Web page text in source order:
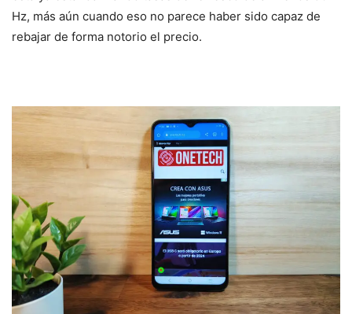
Hz, más aún cuando eso no parece haber sido capaz de
rebajar de forma notorio el precio.